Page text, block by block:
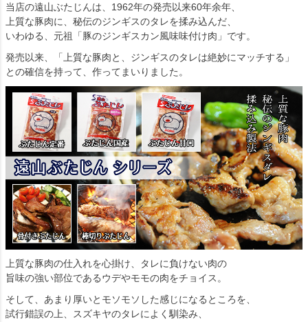
当店の遠山ぶたじんは、1962年の発売以来60年余年、
上質な豚肉に、秘伝のジンギスのタレを揉み込んだ、
いわゆる、元祖「豚のジンギスカン風味味付け肉」です。
発売以来、「上質な豚肉と、ジンギスのタレは絶妙にマッチする」
との確信を持って、作ってまいりました。
上質な豚肉の仕入れを心掛け、タレに負けない肉の
旨味の強い部位であるウデやモモの肉をチョイス。
そして、あまり厚いとモソモソした感じになるところを、
試行錯誤の上、スズキヤのタレによく馴染み、